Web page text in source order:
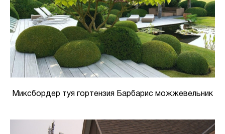
Миксбордер туя гортензия Барбарис можжевельник